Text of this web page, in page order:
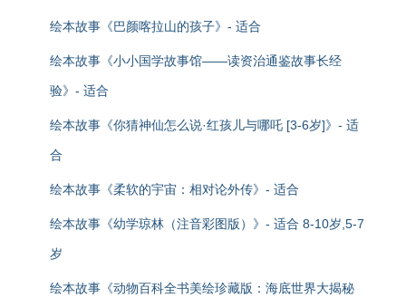
绘本故事《巴颜喀拉山的孩子》- 适合
绘本故事《小小国学故事馆——读资治通鉴故事长经
验》- 适合
绘本故事《你猜神仙怎么说·红孩儿与哪吒 [3-6岁]》- 适
合
绘本故事《柔软的宇宙：相对论外传》- 适合
绘本故事《幼学琼林（注音彩图版）》- 适合 8-10岁,5-7
岁
绘本故事《动物百科全书美绘珍藏版：海底世界大揭秘